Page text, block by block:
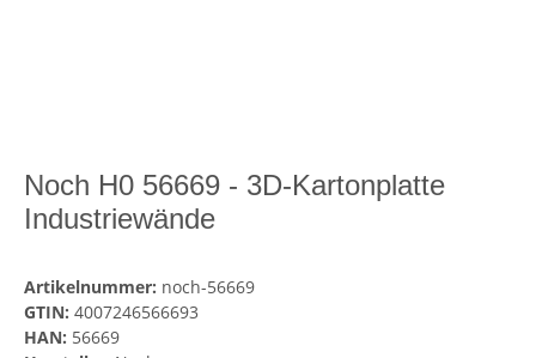
Noch H0 56669 - 3D-Kartonplatte
Industriewände
Artikelnummer: noch-56669
GTIN: 4007246566693
HAN: 56669